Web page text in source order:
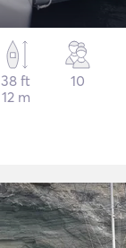
38 ft
12 m
10